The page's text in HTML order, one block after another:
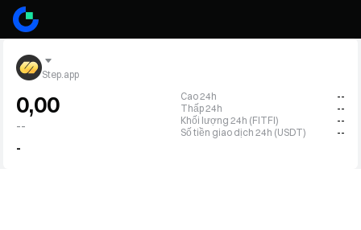
Step.app
0,00
--
-
Cao 24h
--
Thấp 24h
--
Khối lượng 24h (FITFI)
--
Số tiền giao dịch 24h (USDT)
--